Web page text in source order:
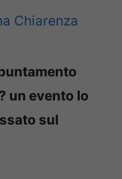
Chiarenza
un evento lo
sul